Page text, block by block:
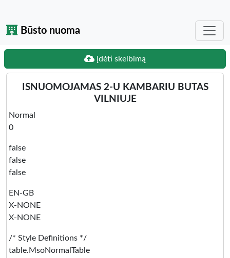
Būsto nuoma
Įdėti skelbimą
ISNUOMOJAMAS 2-U KAMBARIU BUTAS
VILNIUJE
Normal
0
false
false
false
EN-GB
X-NONE
X-NONE
/* Style Definitions */
table.MsoNormalTable